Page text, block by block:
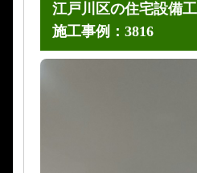
江戸川区の住宅設備
施工事例：3816